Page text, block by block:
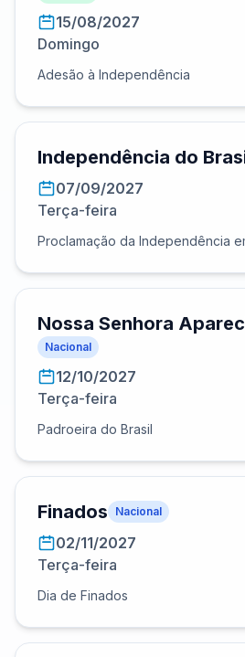
15/08/2027
Domingo
Adesão à Independência
Independência do
07/09/2027
Terça-feira
Proclamação da Independência
Nossa Senhora
Nacional
12/10/2027
Terça-feira
Padroeira do Brasil
Finados Nacional
02/11/2027
Terça-feira
Dia de Finados